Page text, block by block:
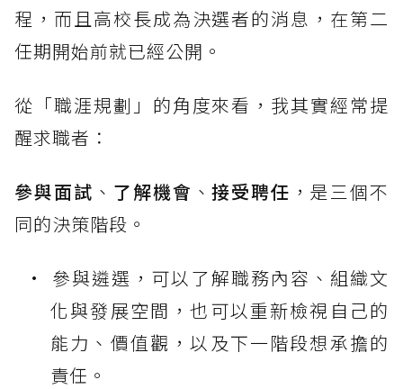
程，而且高校長成為決選者的消息，在第二
任期開始前就已經公開。
從「職涯規劃」的角度來看，我其實經常提
醒求職者：
參與面試 、 了解機會 、接受聘任 ，是三個不
同的決策階段。
參與遴選，可以了解職務內容、組織文
化與發展空間，也可以重新檢視自己的
能力、價值觀，以及下一階段想承擔的
責任。